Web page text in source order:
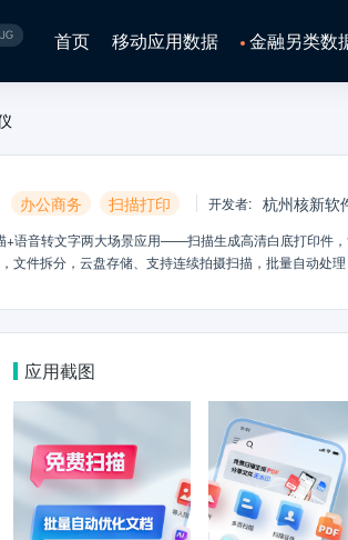
首页 移动应用数据 金融另类数
办公商务 扫描打印 开发者: 杭州核新软
+语音转文字两大场景应用——扫描生成高清白底打印件
文件拆分，云盘存储、支持连续拍摄扫描，批量自动
用手机就可以实现文件扫描（一键生成PDF），证件扫
习更加轻松高效。——特色功能——【免费扫描分享无水
增强视觉效果，支持自定义调整，提供多种文件滤镜，
印，随手可转为word/Excel文件。【PDF文件工具】-
选取删除，选完任意调整页面顺序；- 输出PDF文件可添
，不想要内容一键擦除。【文件格式转换】可将PDF/图
排版，一键导出分享，解放双手，告别手动码字、重排
，一键复制、编辑文字内容，同时支持导出Word、TXT
应用截图